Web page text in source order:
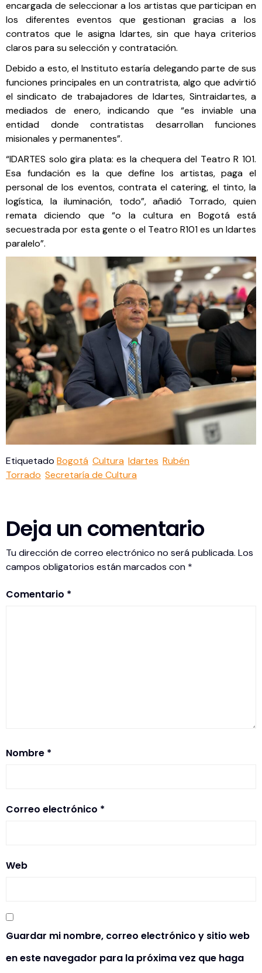
encargada de seleccionar a los artistas que participan en
los diferentes eventos que gestionan gracias a los
contratos que le asigna Idartes, sin que haya criterios
claros para su selección y contratación.
Debido a esto, el Instituto estaría delegando parte de sus
funciones principales en un contratrista, algo que advirtió
el sindicato de trabajadores de Idartes, Sintraidartes, a
mediados de enero, indicando que “es inviable una
entidad donde contratistas desarrollan funciones
misionales y permanentes”.
“IDARTES solo gira plata: es la chequera del Teatro R 101.
Esa fundación es la que define los artistas, paga el
personal de los eventos, contrata el catering, el tinto, la
logística, la iluminación, todo”, añadió Torrado, quien
remata diciendo que “o la cultura en Bogotá está
secuestrada por esta gente o el Teatro R101 es un Idartes
paralelo”.
Etiquetado Bogotá Cultura Idartes Rubén
Torrado Secretaría de Cultura
Deja un comentario
Tu dirección de correo electrónico no será publicada. Los
campos obligatorios están marcados con *
Comentario *
Nombre *
Correo electrónico *
Web
Guardar mi nombre, correo electrónico y sitio web
en este navegador para la próxima vez que haga